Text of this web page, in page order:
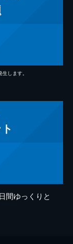
します。
間ゆっくりと